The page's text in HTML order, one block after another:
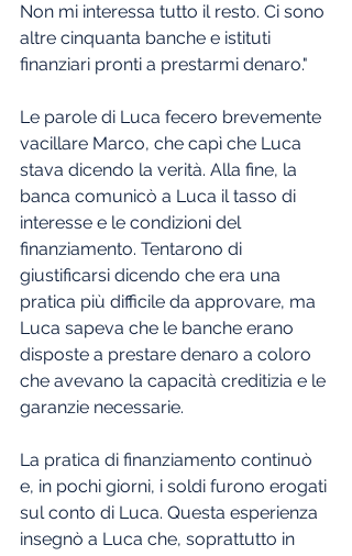
Non mi interessa tutto il resto. Ci sono
altre cinquanta banche e istituti
finanziari pronti a prestarmi denaro."
Le parole di Luca fecero brevemente
vacillare Marco, che capì che Luca
stava dicendo la verità. Alla fine, la
banca comunicò a Luca il tasso di
interesse e le condizioni del
finanziamento. Tentarono di
giustificarsi dicendo che era una
pratica più difficile da approvare, ma
Luca sapeva che le banche erano
disposte a prestare denaro a coloro
che avevano la capacità creditizia e le
garanzie necessarie.
La pratica di finanziamento continuò
e, in pochi giorni, i soldi furono erogati
sul conto di Luca. Questa esperienza
insegnò a Luca che, soprattutto in